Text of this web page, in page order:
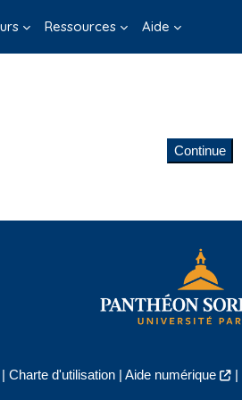
Ressources Aide
Continue
Charte d'utilisation| Aide numérique |